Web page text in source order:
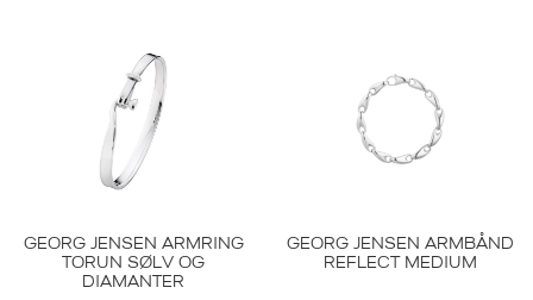
GEORG JENSEN ARMRING
TORUN SØLV OG
DIAMANTER
GEORG JENSEN ARMBÅND
REFLECT MEDIUM